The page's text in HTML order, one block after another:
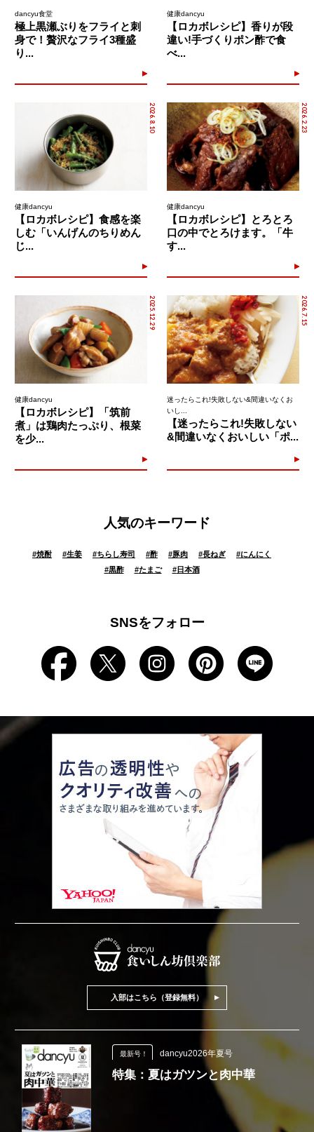
dancyu食堂
極上黒瀬ぶりをフライと刺
身で！贅沢なフライ3種盛
り...
健康dancyu
【ロカボレシピ】香りが段
違い!手づくりポン酢で食
べ...
2026.8.10
健康dancyu
【ロカボレシピ】食感を楽
しむ「いんげんのちりめん
じ...
2026.2.23
健康dancyu
【ロカボレシピ】とろとろ
口の中でとろけます。「牛
す...
2025.12.29
健康dancyu
【ロカボレシピ】「筑前
煮」は鶏肉たっぷり、根菜
を少...
2026.7.15
迷ったらこれ!失敗しない&間違いなくお
いし...
【迷ったらこれ!失敗しない
&間違いなくおいしい「ポ...
人気のキーワード
#焼酎 #生姜 #ちらし寿司 #酢 #豚肉 #長ねぎ #にんにく
#黒酢 #たまご #日本酒
SNSをフォロー
入部はこちら（登録無料）
最新号！ dancyu2026年夏号
特集：夏はガツンと肉中華